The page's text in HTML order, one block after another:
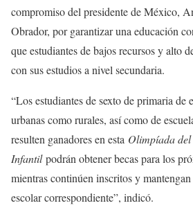
compromiso del presidente de México,
Obrador, por garantizar una educación
que estudiantes de bajos recursos y alto
con sus estudios a nivel secundaria.
“Los estudiantes de sexto de primaria de
urbanas como rurales, así como de
resulten ganadores en esta Olimpíada
Infantilpodrán obtener becas para los
mientras continúen inscritos y
escolar correspondiente”, indicó.